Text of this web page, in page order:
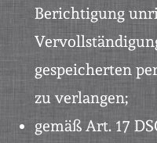
Berichtigung
gespeicherten
zu verlangen;
gemäß Art. 17